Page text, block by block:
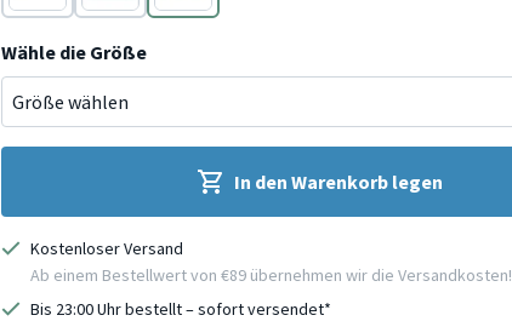
Creme Blau
Mint
Wähle die Größe
In den Warenkorb legen
Kostenloser Versand
Ab einem Bestellwert von €89 übernehmen wir die Versandkosten!
Bis 23:00 Uhr bestellt – sofort versendet*